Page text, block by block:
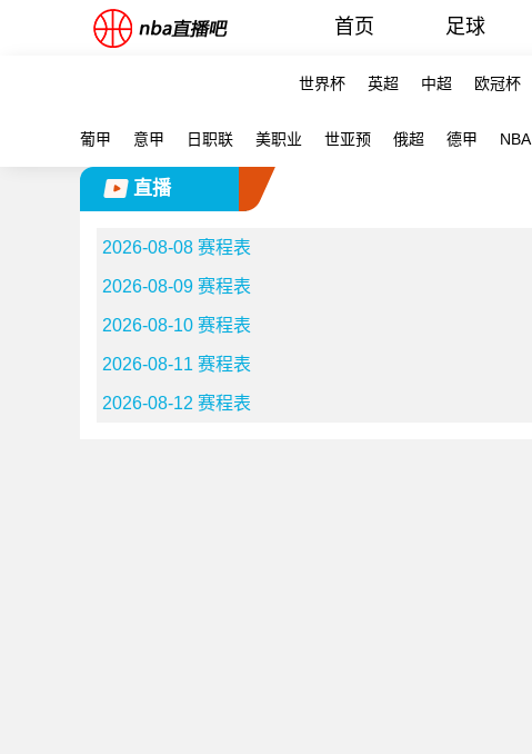
首页 足球
世界杯 英超 中超 欧冠杯
葡甲 意甲 日职联 美职业 世亚预 俄超 德甲 NBA
直播
2026-08-08 赛程表
2026-08-09 赛程表
2026-08-10 赛程表
2026-08-11 赛程表
2026-08-12 赛程表